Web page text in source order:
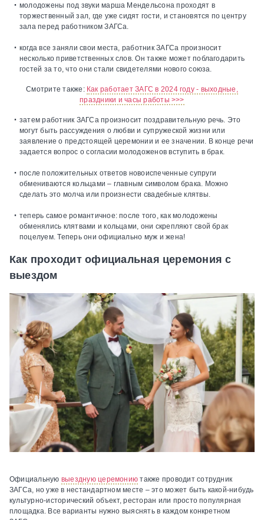
молодожены под звуки марша Мендельсона проходят в
торжественный зал, где уже сидят гости, и становятся по центру
зала перед работником ЗАГСа.
когда все заняли свои места, работник ЗАГСа произносит
несколько приветственных слов. Он также может поблагодарить
гостей за то, что они стали свидетелями нового союза.
Смотрите также: Как работает ЗАГС в 2024 году - выходные,
праздники и часы работы >>>
затем работник ЗАГСа произносит поздравительную речь. Это
могут быть рассуждения о любви и супружеской жизни или
заявление о предстоящей церемонии и ее значении. В конце речи
задается вопрос о согласии молодоженов вступить в брак.
после положительных ответов новоиспеченные супруги
обмениваются кольцами – главным символом брака. Можно
сделать это молча или произнести свадебные клятвы.
теперь самое романтичное: после того, как молодожены
обменялись клятвами и кольцами, они скрепляют свой брак
поцелуем. Теперь они официально муж и жена!
Как проходит официальная церемония с
выездом
Официальную выездную церемонию также проводит сотрудник
ЗАГСа, но уже в нестандартном месте – это может быть какой-нибудь
культурно-исторический объект, ресторан или просто популярная
площадка. Все варианты нужно выяснять в каждом конкретном